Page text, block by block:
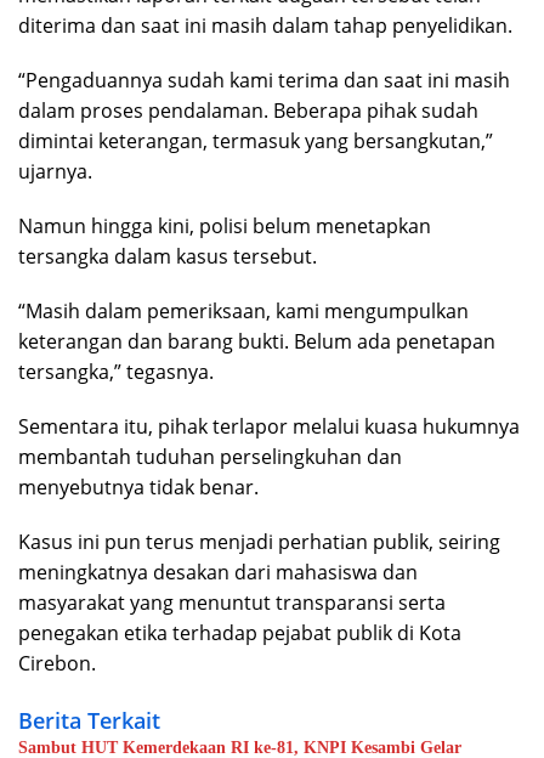
diterima dan saat ini masih dalam tahap penyelidikan.
“Pengaduannya sudah kami terima dan saat ini masih
dalam proses pendalaman. Beberapa pihak sudah
dimintai keterangan, termasuk yang bersangkutan,”
ujarnya.
Namun hingga kini, polisi belum menetapkan
tersangka dalam kasus tersebut.
“Masih dalam pemeriksaan, kami mengumpulkan
keterangan dan barang bukti. Belum ada penetapan
tersangka,” tegasnya.
Sementara itu, pihak terlapor melalui kuasa hukumnya
membantah tuduhan perselingkuhan dan
menyebutnya tidak benar.
Kasus ini pun terus menjadi perhatian publik, seiring
meningkatnya desakan dari mahasiswa dan
masyarakat yang menuntut transparansi serta
penegakan etika terhadap pejabat publik di Kota
Cirebon.
Berita Terkait
Sambut HUT Kemerdekaan RI ke-81, KNPI Kesambi Gelar